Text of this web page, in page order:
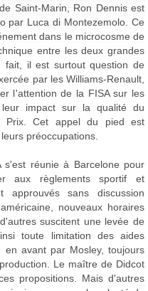
Saint-Marin, Ron Dennis est
par Luca di Montezemolo. Ce
dans le microcosme de
entre les deux grandes
il est surtout question de
par les Williams-Renault,
l'attention de la FISA sur les
impact sur la qualité du
Prix. Cet appel du pied est
préoccupations.
réunie à Barcelone pour
aux règlements sportif et
approuvés sans discussion
nouveaux horaires
suscitent une levée de
toute limitation des aides
en avant par Mosley, toujours
Le maître de Didcot
propositions. Mais d'autres